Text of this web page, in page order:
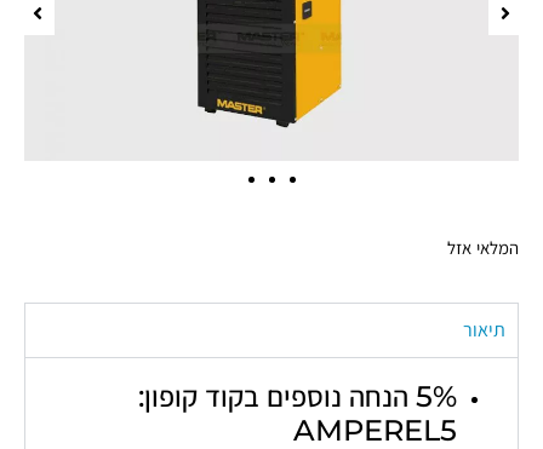
המלאי אזל
תיאור
5% הנחה נוספים בקוד קופון:
AMPEREL5